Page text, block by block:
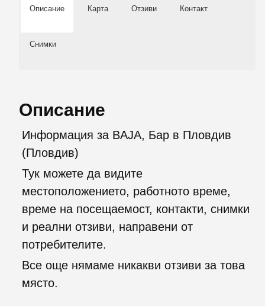
Описание Карта Отзиви Контакт
Снимки
Описание
Информация за BAJA, Бар в Пловдив
(Пловдив)
Тук можете да видите
местоположението, работното време,
време на посещаемост, контакти, снимки
и реални отзиви, направени от
потребителите.
Все още нямаме никакви отзиви за това
място.